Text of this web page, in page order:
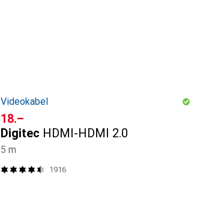
Videokabel
CHF
18.–
Digitec HDMI-HDMI 2.0
5 m
1916